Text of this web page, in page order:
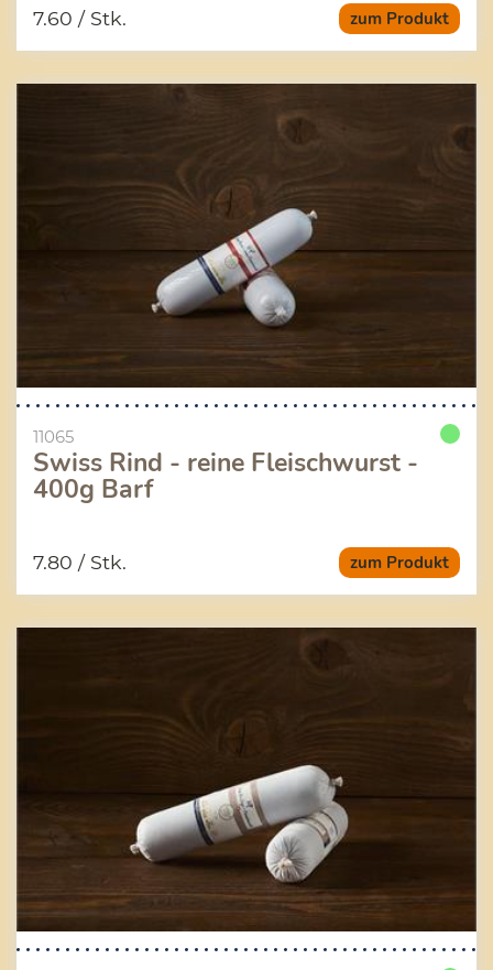
zum Produkt
7.60 / Stk.
11065
Swiss Rind - reine Fleischwurst -
400g Barf
zum Produkt
7.80 / Stk.